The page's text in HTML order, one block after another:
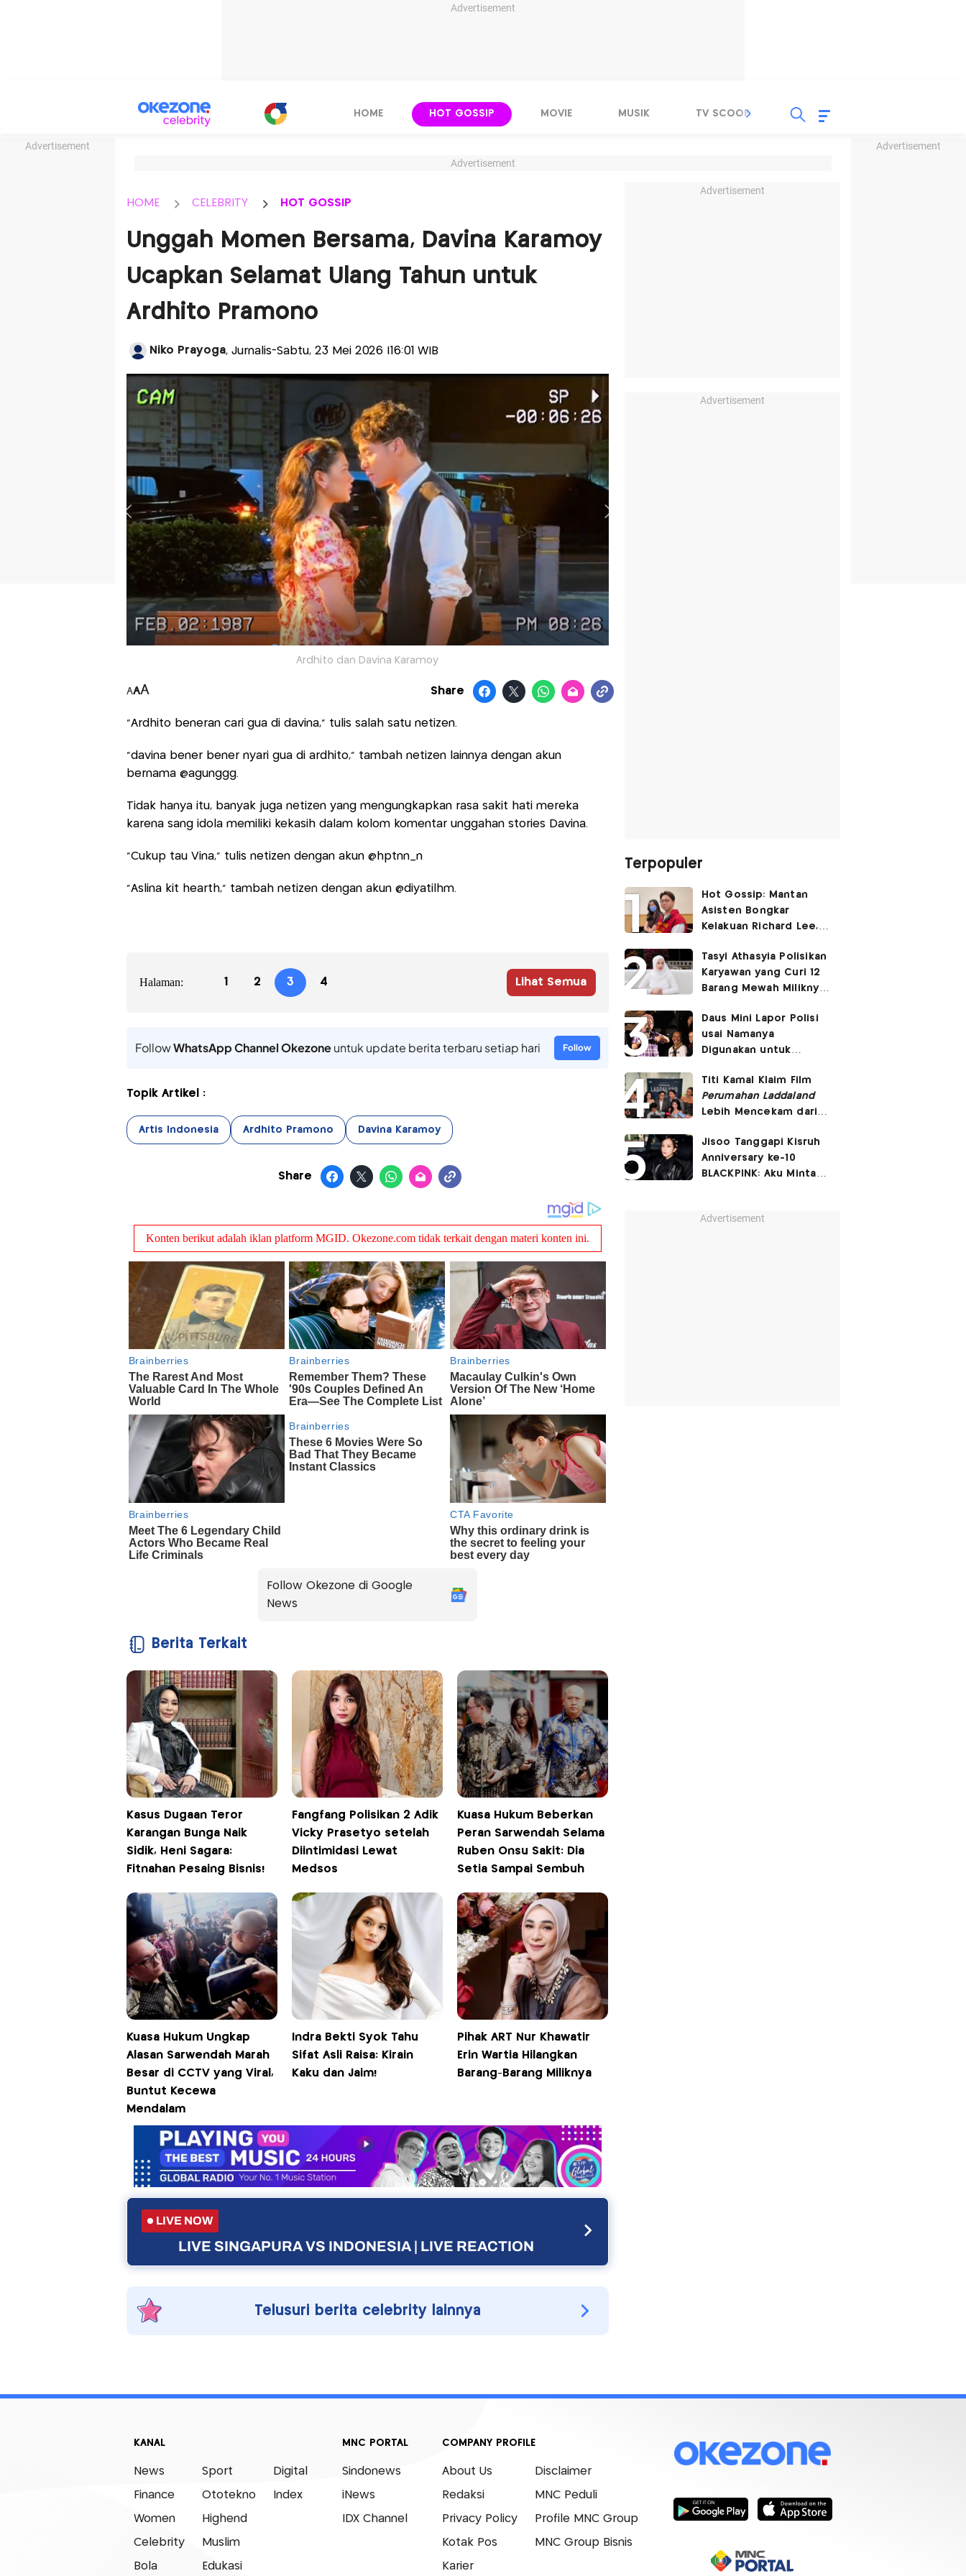
Advertisement
Advertisement Advertisement
HOME HOT GOSSIP MOVIE MUSIK TV SCOOP LIRIK
Advertisement
HOME CELEBRITY HOT GOSSIP
Unggah Momen Bersama, Davina Karamoy
Ucapkan Selamat Ulang Tahun untuk
Ardhito Pramono
Niko Prayoga, Jurnalis-Sabtu, 23 Mei 2026 |16:01 WIB
Ardhito dan Davina Karamoy
AAA Share
“Ardhito beneran cari gua di davina,” tulis salah satu netizen.
“davina bener bener nyari gua di ardhito,” tambah netizen lainnya dengan akun
bernama @agunggg.
Tidak hanya itu, banyak juga netizen yang mengungkapkan rasa sakit hati mereka
karena sang idola memiliki kekasih dalam kolom komentar unggahan stories Davina.
“Cukup tau Vina,” tulis netizen dengan akun @hptnn_n
“Aslina kit hearth,” tambah netizen dengan akun @diyatilhm.
Halaman: 1 2 3 4 Lihat Semua
FollowWhatsApp Channel Okezoneuntuk update berita terbaru setiap hari Follow
Topik Artikel :
Artis Indonesia Ardhito Pramono Davina Karamoy
Share
Follow Okezone di Google
News
Berita Terkait
Kasus Dugaan Teror
Karangan Bunga Naik
Sidik, Heni Sagara:
Fitnahan Pesaing Bisnis!
Fangfang Polisikan 2 Adik
Vicky Prasetyo setelah
Diintimidasi Lewat
Medsos
Kuasa Hukum Beberkan
Peran Sarwendah Selama
Ruben Onsu Sakit: Dia
Setia Sampai Sembuh
Kuasa Hukum Ungkap
Alasan Sarwendah Marah
Besar di CCTV yang Viral,
Buntut Kecewa
Mendalam
Indra Bekti Syok Tahu
Sifat Asli Raisa: Kirain
Kaku dan Jaim!
Pihak ART Nur Khawatir
Erin Wartia Hilangkan
Barang-Barang Miliknya
LIVE NOW
LIVE SINGAPURA VS INDONESIA | LIVE REACTION
Telusuri berita celebrity lainnya
Advertisement
Advertisement
Terpopuler
Hot Gossip: Mantan
Asisten Bongkar
Kelakuan Richard Lee,
Vicky Prasetyo
Tasyi Athasyia Polisikan
Karyawan yang Curi 12
Barang Mewah Miliknya
Daus Mini Lapor Polisi
usai Namanya
Digunakan untuk
SARA
Titi Kamal Klaim Film
Perumahan Laddaland
Lebih Mencekam dari
Jisoo Tanggapi Kisruh
Anniversary ke-10
BLACKPINK: Aku Minta
Advertisement
News
Finance
Women
Celebrity
Sport
Ototekno
Highend
Muslim
Digital Sindonews
iNews
About Us
Redaksi
Privacy Policy
Kotak Pos
Disclaimer
MNC Peduli
Profile MNC Group